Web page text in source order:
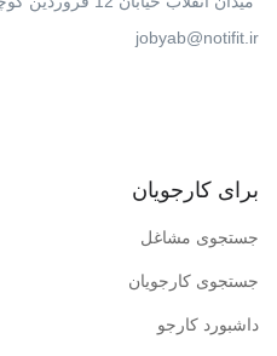
jobyab@notifit.ir
برای کارجویان
جستجوی مشاغل
جستجوی کارجویان
داشبورد کارجو